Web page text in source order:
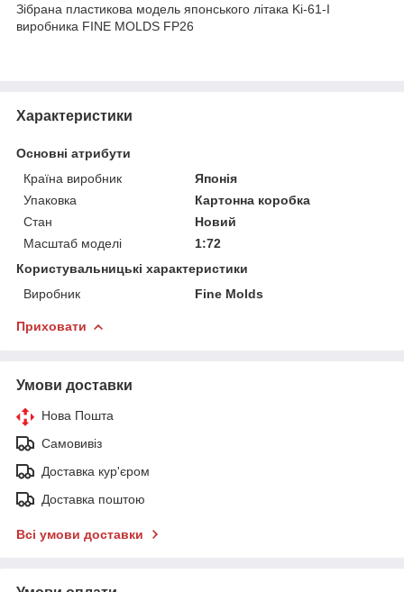
Зібрана пластикова модель японського літака Ki-61-I
виробника FINE MOLDS FP26
Характеристики
Основні атрибути
Країна виробник
Японія
Упаковка
Картонна коробка
Стан
Новий
Масштаб моделі
1:72
Користувальницькі характеристики
Виробник
Fine Molds
Приховати
Умови доставки
Нова Пошта
Самовивіз
Доставка кур'єром
Доставка поштою
Всі умови доставки